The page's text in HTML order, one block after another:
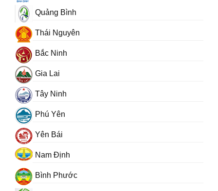
Quảng Bình
Thái Nguyên
Bắc Ninh
Gia Lai
Tây Ninh
Phú Yên
Yên Bái
Nam Định
Bình Phước